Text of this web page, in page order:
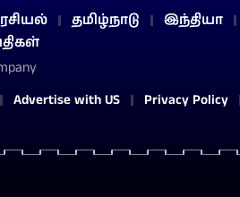
தமிழ்நாடு இந்தியா
Advertise with US Privacy Policy